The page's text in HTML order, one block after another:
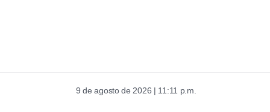
9 de agosto de 2026 | 11:11 p.m.